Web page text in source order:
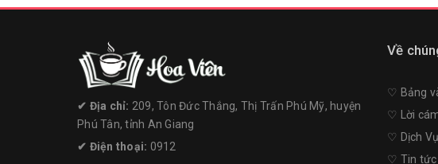
✔︎ Địa chỉ: 209, Tôn Đức Thắng, Thị Trấn Phú Mỹ, huyện
Phú Tân, tỉnh An Giang
✔︎ Điện thoại: 0912
Về
♡︎ Bảng
♡︎ Lời
♡︎ Dịch Vụ
♡︎ Tin tức